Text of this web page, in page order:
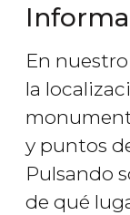
En
la
y puntos
Pulsando
de qué